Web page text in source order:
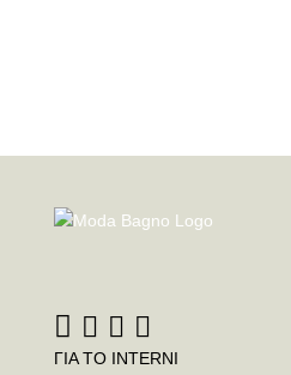
ΓΙΑ ΤΟ INTERNI